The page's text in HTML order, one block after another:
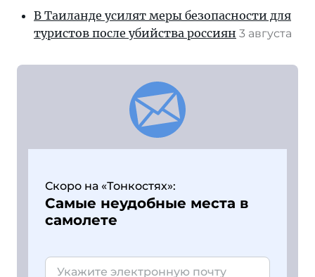
В Таиланде усилят меры безопасности для
туристов после убийства россиян 3 августа
Скоро на «Тонкостях»:
Самые неудобные места в
самолете